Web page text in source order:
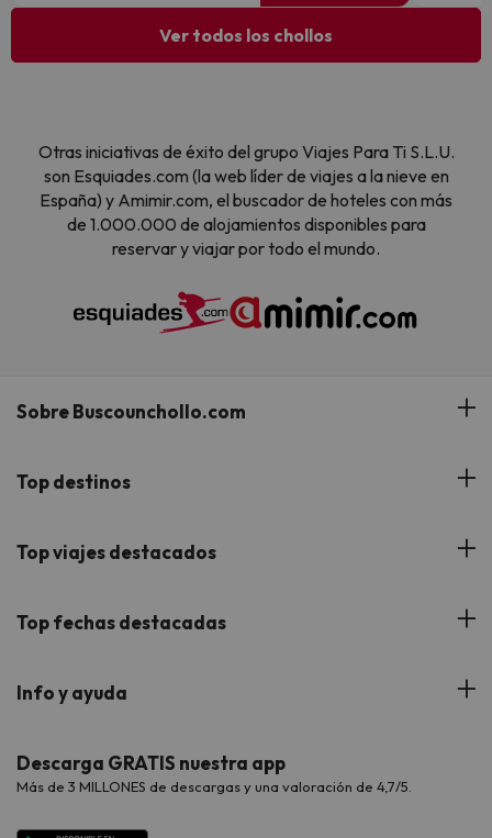
Ver todos los chollos
Otras iniciativas de éxito del grupo Viajes Para Ti S.L.U.
son Esquiades.com (la web líder de viajes a la nieve en
España) y Amimir.com, el buscador de hoteles con más
de 1.000.000 de alojamientos disponibles para
reservar y viajar por todo el mundo.
Sobre Buscounchollo.com
¿Quiénes somos?
Buscounchollo en los medios
Proveedores
Viajes para grupos
Top destinos
Hoteles Andalucía
Hoteles Cataluña
Hoteles Galicia
Top viajes destacados
Viajes con Niños
Viajes de Novios
Chollos con Todo Incluido
Top fechas destacadas
Verano
Vacaciones en Agosto
Info y ayuda
Contáctanos
Preguntas frecuentes
Descarga GRATIS nuestra app
Más de 3 MILLONES de descargas y una valoración de 4,7/5.